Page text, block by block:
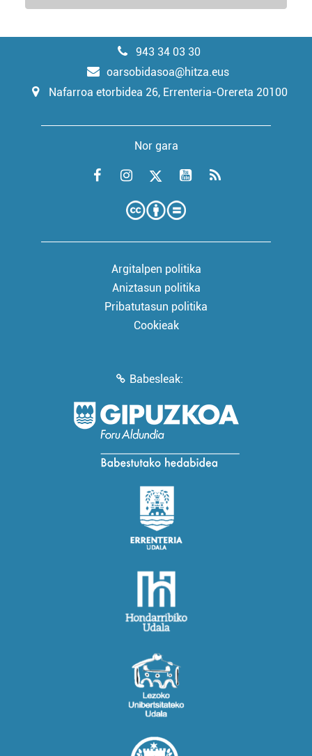
943 34 03 30
oarsobidasoa@hitza.eus
Nafarroa etorbidea 26, Errenteria-Orereta 20100
Nor gara
Argitalpen politika
Aniztasun politika
Pribatutasun politika
Cookieak
Babesleak: